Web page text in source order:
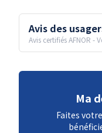
Avis des
Avis certifiés AFNOR -
Ma
Faites